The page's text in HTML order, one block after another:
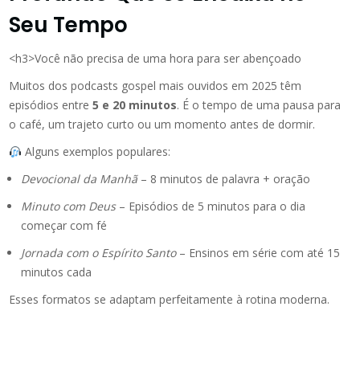
Seu Tempo
<h3>Você não precisa de uma hora para ser abençoado
Muitos dos podcasts gospel mais ouvidos em 2025 têm
episódios entre5 e 20 minutos. É o tempo de uma pausa para
o café, um trajeto curto ou um momento antes de dormir.
Alguns exemplos populares:
Devocional da Manhã– 8 minutos de palavra + oração
Minuto com Deus– Episódios de 5 minutos para o dia
começar com fé
Jornada com o Espírito Santo– Ensinos em série com até 15
minutos cada
Esses formatos se adaptam perfeitamente à rotina moderna.